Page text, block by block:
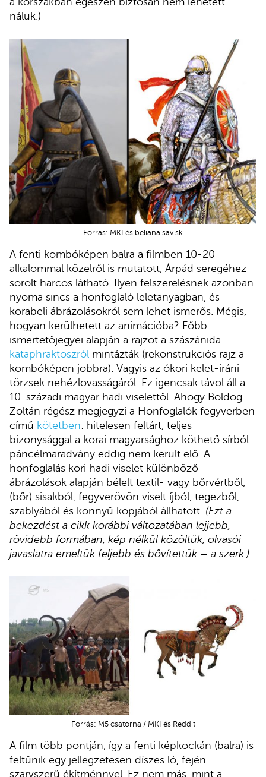
náluk.)
Forrás: MKI és beliana.sav.sk
A fenti kombóképen balra a filmben 10-20
alkalommal közelről is mutatott, Árpád seregéhez
sorolt harcos látható. Ilyen felszerelésnek azonban
nyoma sincs a honfoglaló leletanyagban, és
korabeli ábrázolásokról sem lehet ismerős. Mégis,
hogyan kerülhetett az animációba? Főbb
ismertetőjegyei alapján a rajzot a szászánida
kataphraktoszról mintázták (rekonstrukciós rajz a
kombóképen jobbra). Vagyis az ókori kelet-iráni
törzsek nehézlovasságáról. Ez igencsak távol áll a
10. századi magyar hadi viselettől. Ahogy Boldog
Zoltán régész megjegyzi a Honfoglalók fegyverben
című kötetben: hitelesen feltárt, teljes
bizonysággal a korai magyarsághoz köthető sírból
páncélmaradvány eddig nem került elő. A
honfoglalás kori hadi viselet különböző
ábrázolások alapján bélelt textil- vagy bőrvértből,
(bőr) sisakból, fegyverövön viselt íjból, tegezből,
szablyából és könnyű kopjából állhatott. (Ezt a
bekezdést a cikk korábbi változatában lejjebb,
rövidebb formában, kép nélkül közöltük, olvasói
javaslatra emeltük feljebb és bővítettük – a szerk.)
Forrás: M5 csatorna / MKI és Reddit
A film több pontján, így a fenti képkockán (balra) is
feltűnik egy jellegzetesen díszes ló, fején
szarvszerű ékítménnyel. Ez nem más, mint a